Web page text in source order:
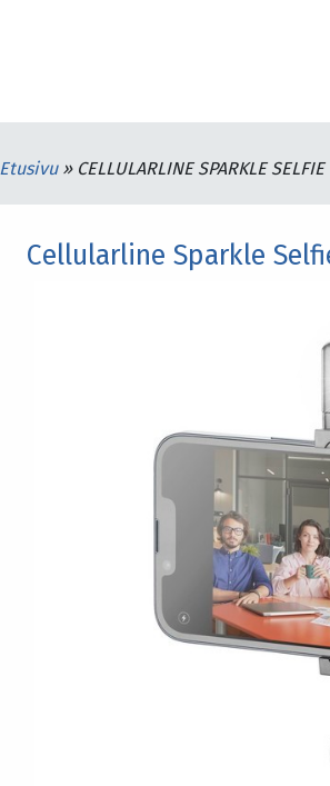
Etusivu »CELLULARLINE SPARKLE
Cellularline Sparkle